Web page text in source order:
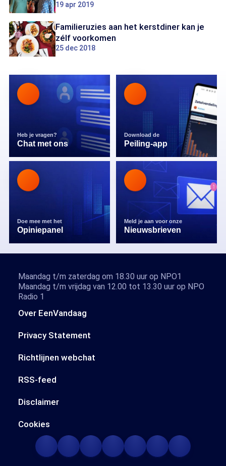
19 apr 2019
Familieruzies aan het kerstdiner kan je
zélf voorkomen
25 dec 2018
Heb je vragen?
Chat met ons
Download de
Peiling-app
Doe mee met het
Opiniepanel
Meld je aan voor onze
Nieuwsbrieven
Over EenVandaag
Privacy Statement
Richtlijnen webchat
RSS-feed
Disclaimer
Cookies
Maandag t/m zaterdag om 18.30 uur op NPO1
Maandag t/m vrijdag van 12.00 tot 13.30 uur op NPO
Radio 1